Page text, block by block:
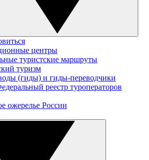
центры
туристские маршруты
туризм
(гиды) и гиды-переводчики
реестр туроператоров
ожерелье России